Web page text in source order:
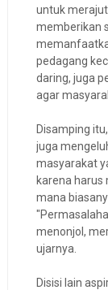
untuk
memberikan
pedagang
daring, juga
agar
Disamping
juga
masyarakat
karena harus
mana
menonjol,
ujarnya.
Disisi lain